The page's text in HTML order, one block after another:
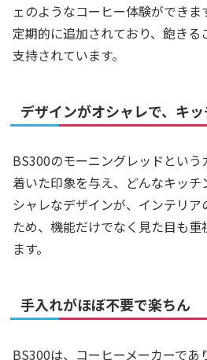
ェのようなコーヒー体験ができま
定期的に追加されており、飽き
支持されています。
デザインがオシャレで、キ
BS300のモーニングレッドとい
着いた印象を与え、どんなキッチ
シャレなデザインが、インテリ
ため、機能だけでなく見た目も
ます。
手入れがほぼ不要で楽ちん
BS300は、コーヒーメーカーであ